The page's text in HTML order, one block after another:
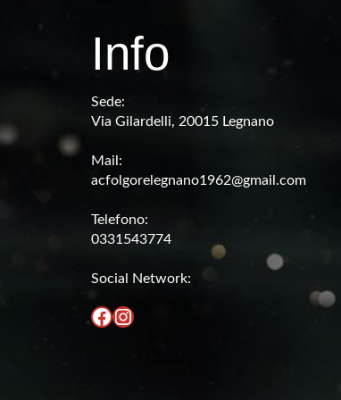
Info
Sede:
Via Gilardelli, 20015 Legnano
Mail:
acfolgorelegnano1962@gmail.com
Telefono:
0331543774
Social Network:
Facebook Instagram